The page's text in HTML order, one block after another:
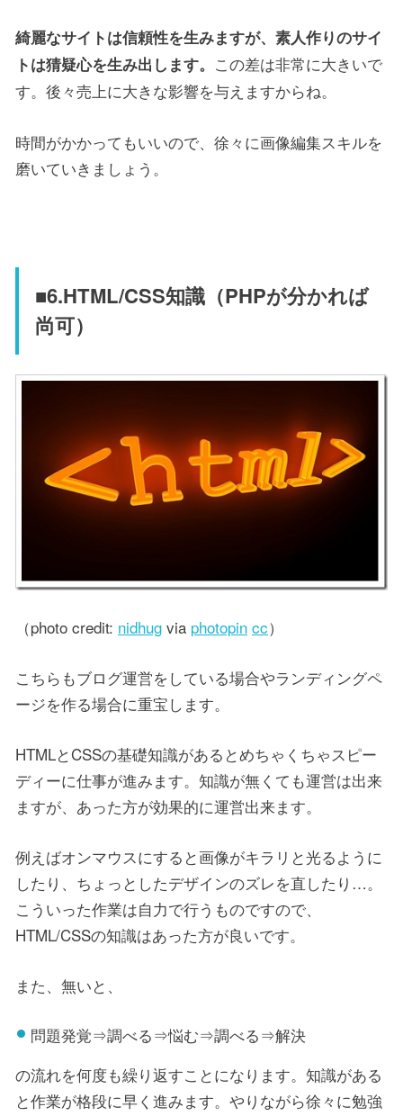
綺麗なサイトは信頼性を生みますが、素人作りのサイ
トは猜疑心を生み出します。 この差は非常に大きいで
す。後々売上に大きな影響を与えますからね。
時間がかかってもいいので、徐々に画像編集スキルを
磨いていきましょう。
■6.HTML/CSS知識（PHPが分かれば
尚可）
（photo credit: nidhug via photopin cc）
こちらもブログ運営をしている場合やランディングペ
ージを作る場合に重宝します。
HTMLとCSSの基礎知識があるとめちゃくちゃスピー
ディーに仕事が進みます。知識が無くても運営は出来
ますが、あった方が効果的に運営出来ます。
例えばオンマウスにすると画像がキラリと光るように
したり、ちょっとしたデザインのズレを直したり…。
こういった作業は自力で行うものですので、
HTML/CSSの知識はあった方が良いです。
また、無いと、
問題発覚⇒調べる⇒悩む⇒調べる⇒解決
の流れを何度も繰り返すことになります。知識がある
と作業が格段に早く進みます。やりながら徐々に勉強